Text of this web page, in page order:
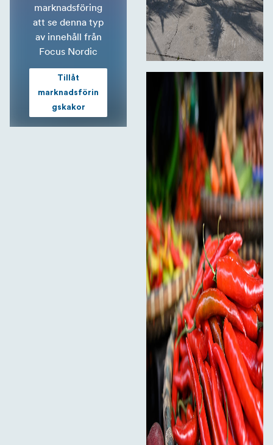
marknadsföring
att se denna typ
av innehåll från
Focus Nordic
Tillåt
marknadsförin
gskakor